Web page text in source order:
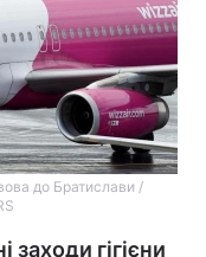
до Братислави /
заходи гігієни